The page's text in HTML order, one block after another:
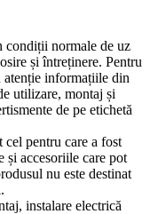
condiții normale de uz
și întreținere. Pentru
atenție informațiile din
utilizare, montaj și
de pe etichetă
pentru care a fost
și accesoriile care pot
nu este destinat
instalare electrică